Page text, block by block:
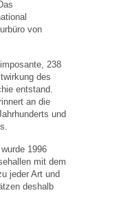
von
238
des
entstand.
an die
und
1996
mit dem
jeder Art und
deshalb